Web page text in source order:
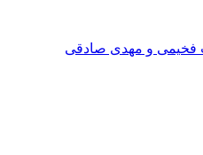
و مهدی صادقی